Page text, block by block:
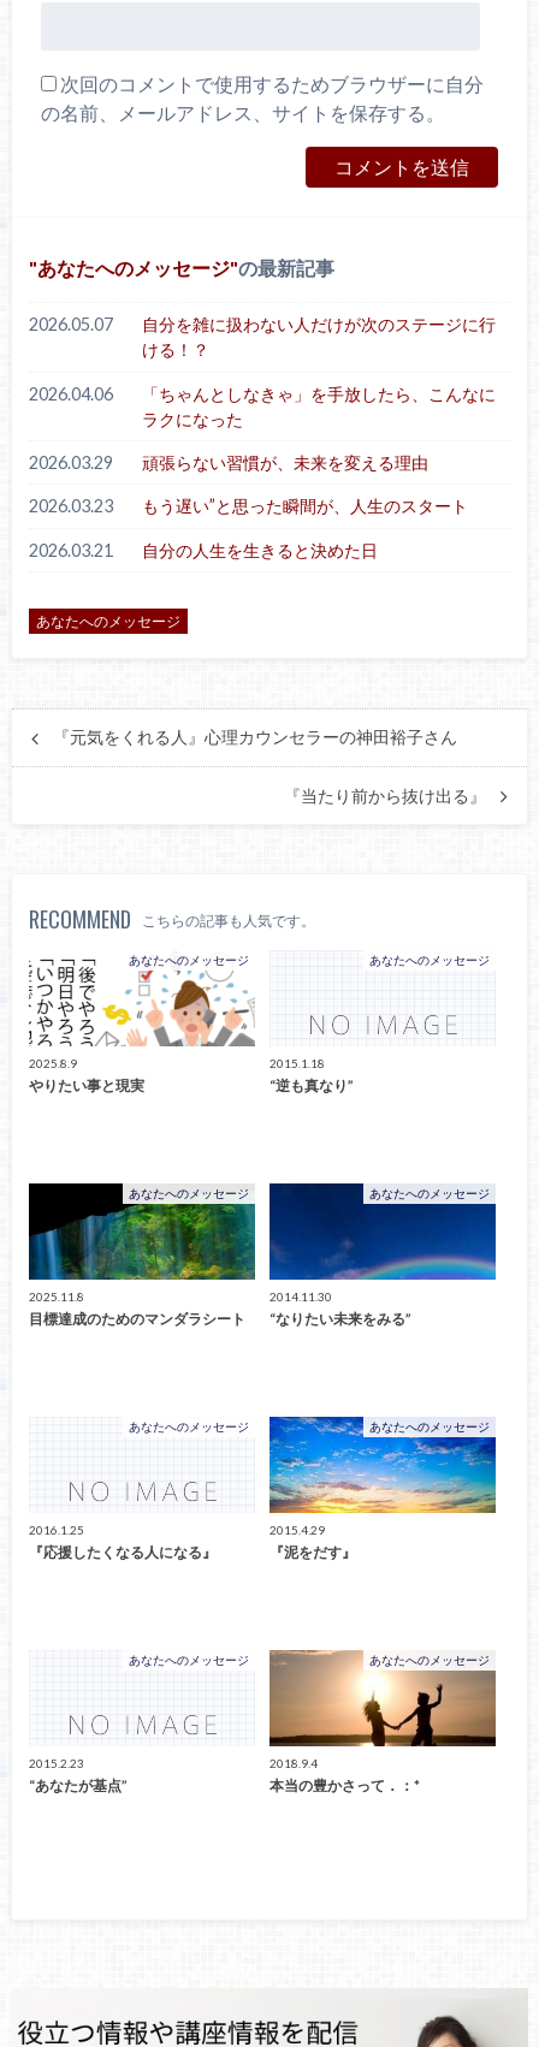
次回のコメントで使用するためブラウザーに自分
の名前、メールアドレス、サイトを保存する。
あなたへのメッセージ の最新記事
2026.05.07
自分を雑に扱わない人だけが次のステージに行
ける！？
2026.04.06
「ちゃんとしなきゃ」を手放したら、こんなに
ラクになった
2026.03.29 頑張らない習慣が、未来を変える理由
2026.03.23 もう遅い”と思った瞬間が、人生のスタート
2026.03.21 自分の人生を生きると決めた日
あなたへのメッセージ
『元気をくれる人』心理カウンセラーの神田裕子さん
『当たり前から抜け出る』
RECOMMEND こちらの記事も人気です。
あなたへのメッセージ
2025.8.9
やりたい事と現実
あなたへのメッセージ
2015.1.18
“逆も真なり”
あなたへのメッセージ
2025.11.8
目標達成のためのマンダラシート
あなたへのメッセージ
2014.11.30
“なりたい未来をみる”
あなたへのメッセージ
2016.1.25
『応援したくなる人になる』
あなたへのメッセージ
2015.4.29
『泥をだす』
あなたへのメッセージ
2015.2.23
“あなたが基点”
あなたへのメッセージ
2018.9.4
本当の豊かさって．：*